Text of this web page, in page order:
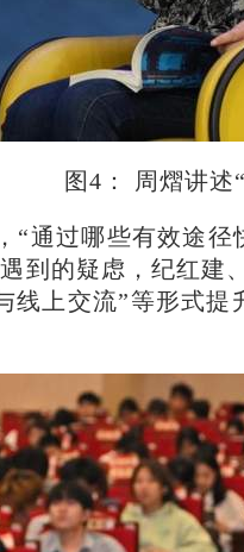
图4： 周熠讲述
通过哪些有效途
到的疑虑，纪红
线上交流”等形式